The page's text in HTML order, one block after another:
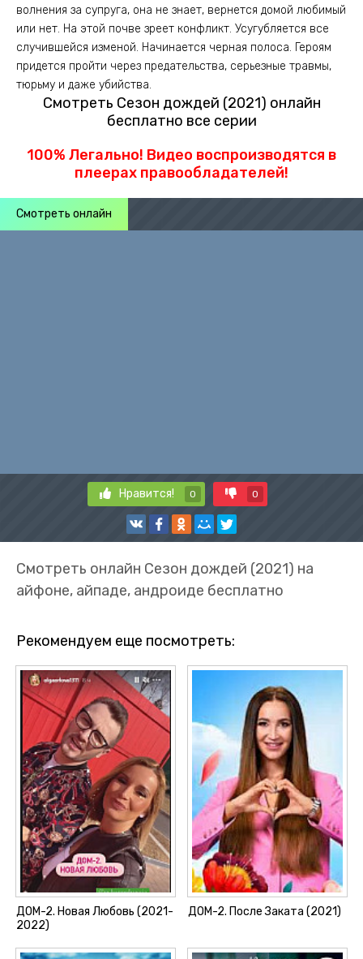
волнения за супруга, она не знает, вернется домой любимый
или нет. На этой почве зреет конфликт. Усугубляется все
случившейся изменой. Начинается черная полоса. Героям
придется пройти через предательства, серьезные травмы,
тюрьму и даже убийства.
Смотреть Сезон дождей (2021) онлайн
бесплатно все серии
100% Легально! Видео воспроизводятся в
плеерах правообладателей!
Смотреть онлайн
Нравится! 0 0
Смотреть онлайн Сезон дождей (2021) на
айфоне, айпаде, андроиде бесплатно
Рекомендуем еще посмотреть:
ДОМ-2. Новая Любовь (2021-
2022)
ДОМ-2. После Заката (2021)